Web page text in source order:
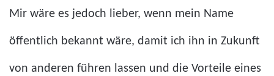
Mir wäre es jedoch lieber, wenn mein Name
öffentlich bekannt wäre, damit ich ihn in Zukunft
von anderen führen lassen und die Vorteile eines